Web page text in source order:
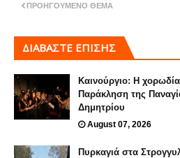
ΠΡΟΗΓΟΎΜΕΝΟ ΘΈΜΑ
ΔΙΑΒΑΣΤΕ ΕΠΙΣΗΣ
Καινούργιο: Η
Παράκληση της
Δημητρίου
August 07, 2026
Πυρκαγιά στα